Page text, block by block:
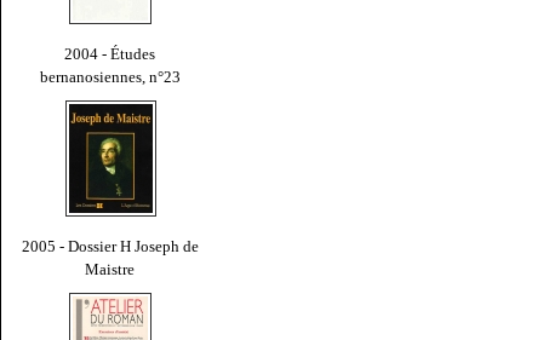
2004 - Études
bernanosiennes, n°23
2005 - Dossier H Joseph de
Maistre